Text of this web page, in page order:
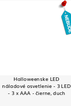
Halloweenske LED
náladové osvetlenie - 3 LED
- 3 x AAA - čierne, duch